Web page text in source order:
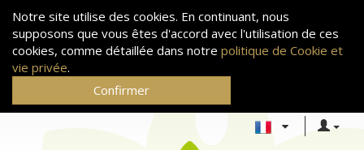
Notre site utilise des cookies. En continuant, nous
supposons que vous êtes d'accord avec l'utilisation de ces
cookies, comme détaillée dans notre politique de Cookie et
vie privée.
Confirmer